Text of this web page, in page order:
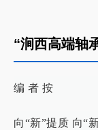
“涧西高端轴
编 者 按
向“新”提质 向“